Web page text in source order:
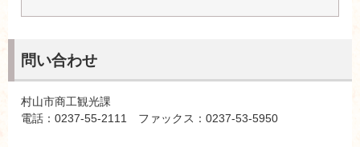
問い合わせ
村山市商工観光課
電話：0237-55-2111 ファックス：0237-53-5950